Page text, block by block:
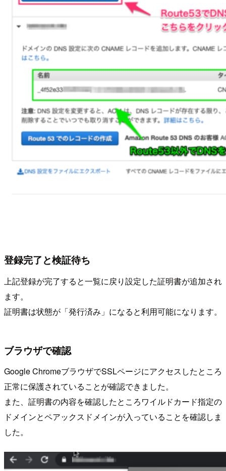
登録完了と検証待ち
上記登録が完了すると一覧に戻り設定した証明書が追加され
ます。
証明書は状態が「発行済み」になると利用可能になります。
ブラウザで確認
Google ChromeブラウザでSSLページにアクセスしたところ
正常に保護されていることが確認できました。
また、証明書の内容を確認したところワイルドカード指定の
ドメインとペアックスドメインが入っていることを確認しま
した。